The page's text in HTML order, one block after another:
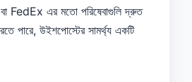
FedEx এর মতো পরিষেবাগুলি দ্রুত
পারে, উইশপোস্টের সামর্থ্য একটি